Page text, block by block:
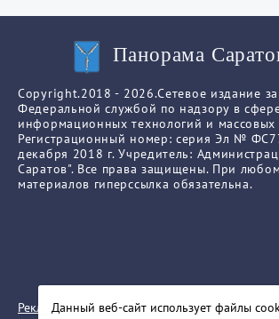
Панорама
Copyright.2018 - 2026.Сетевое издание
Федеральной службой по надзору в
информационных технологий и
Регистрационный номер: серия Эл №
декабря 2018 г. Учредитель:
Саратов". Все права защищены. При
материалов гиперссылка обязательна.
РекламаДанный веб-сайт использует файлы